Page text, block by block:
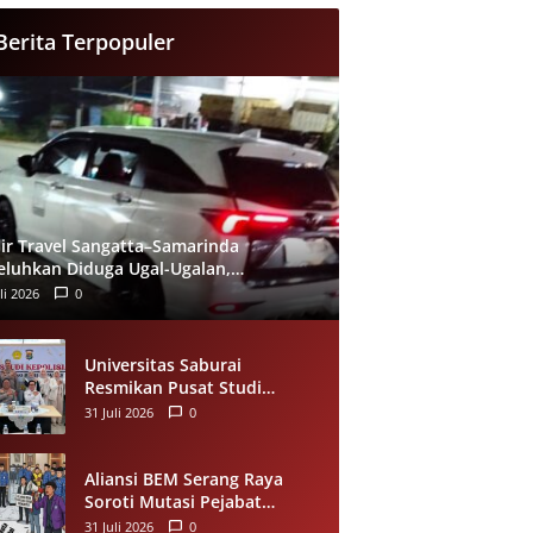
Terpopuler
Travel Sangatta–Samarinda
Diduga Ugal-Ugalan,
Minta Evaluasi Layanan
2026 0
Universitas Saburai
Resmikan Pusat Studi
Kepolisian, Gandeng Polda
31 Juli 2026 0
Aliansi BEM Serang Raya
Soroti Mutasi Pejabat
Pemkot Serang, Minta
31 Juli 2026 0